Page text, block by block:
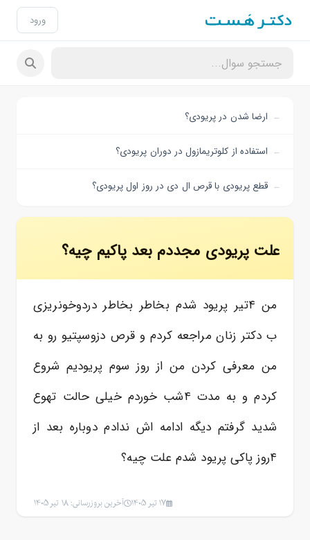
ورود
ارضا شدن در پریودی؟
استفاده از کلوتریمازول در دوران پریودی؟
قطع پریودی با قرص ال دی در روز اول پریودی؟
علت پریودی مجددم بعد پاکیم چیه؟
من ۴تیر پریود شدم بخاطر بخاطر دردوخونریزی
ب دکتر زنان مراجعه کردم و قرص دزوسپتیو رو به
من معرفی کردن من از روز سوم پریودیم شروع
کردم و به مدت ۴شب خوردم خیلی حالت تهوع
شدید گرفتم دیگه ادامه اش ندادم دوباره بعد از
۴روز پاکی پریود شدم علت چیه؟
17 تیر 1405 آخرین بروزرسانی: 18 تیر 1405